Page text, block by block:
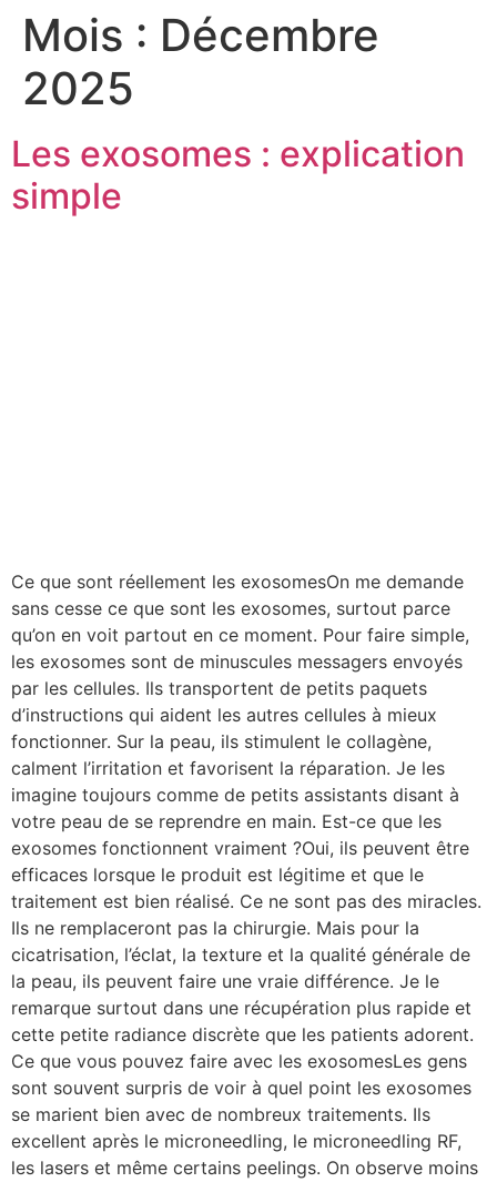
Mois : Décembre
2025
Les exosomes : explication
simple
Ce que sont réellement les exosomesOn me demande
sans cesse ce que sont les exosomes, surtout parce
qu’on en voit partout en ce moment. Pour faire simple,
les exosomes sont de minuscules messagers envoyés
par les cellules. Ils transportent de petits paquets
d’instructions qui aident les autres cellules à mieux
fonctionner. Sur la peau, ils stimulent le collagène,
calment l’irritation et favorisent la réparation. Je les
imagine toujours comme de petits assistants disant à
votre peau de se reprendre en main. Est-ce que les
exosomes fonctionnent vraiment ?Oui, ils peuvent être
efficaces lorsque le produit est légitime et que le
traitement est bien réalisé. Ce ne sont pas des miracles.
Ils ne remplaceront pas la chirurgie. Mais pour la
cicatrisation, l’éclat, la texture et la qualité générale de
la peau, ils peuvent faire une vraie différence. Je le
remarque surtout dans une récupération plus rapide et
cette petite radiance discrète que les patients adorent.
Ce que vous pouvez faire avec les exosomesLes gens
sont souvent surpris de voir à quel point les exosomes
se marient bien avec de nombreux traitements. Ils
excellent après le microneedling, le microneedling RF,
les lasers et même certains peelings. On observe moins